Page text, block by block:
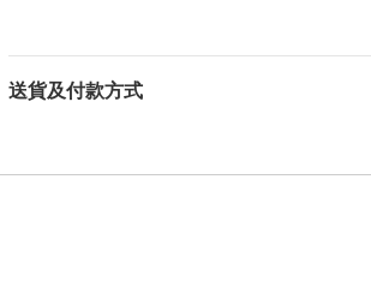
送貨及付款方式